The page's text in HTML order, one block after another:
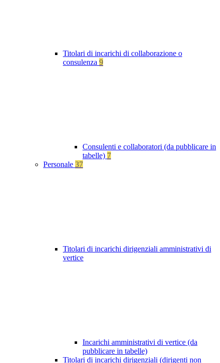
Titolari di incarichi di collaborazione o
consulenza 9
Consulenti e collaboratori (da pubblicare in
tabelle) 7
Personale 37
Titolari di incarichi dirigenziali amministrativi di
vertice
Incarichi amministrativi di vertice (da
pubblicare in tabelle)
Titolari di incarichi dirigenziali (dirigenti non